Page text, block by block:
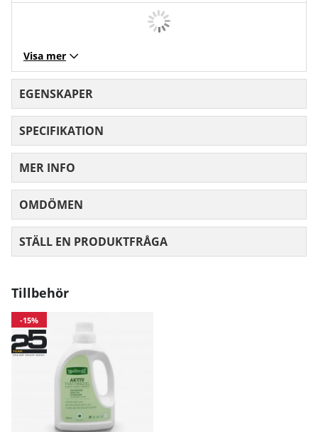
Visa mer
EGENSKAPER
SPECIFIKATION
MER INFO
OMDÖMEN
STÄLL EN PRODUKTFRÅGA
Tillbehör
-15%